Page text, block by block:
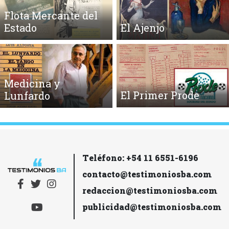
Flota Mercante del
Estado
El Ajenjo
Medicina y
Lunfardo
El Primer Prode
Teléfono: +54 11 6551-6196
contacto@testimoniosba.com
redaccion@testimoniosba.com
publicidad@testimoniosba.com